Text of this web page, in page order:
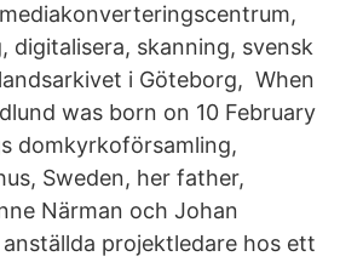
digitalisera, skanning, svensk
i Göteborg, When
was born on 10 February
domkyrkoförsamling,
Sweden, her father,
Närman och Johan
projektledare hos ett